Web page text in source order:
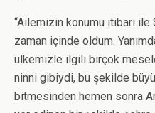
“Ailemizin konumu itibarı
zaman içinde oldum.
ülkemizle ilgili birçok
ninni gibiydi, bu şekilde
bitmesinden hemen sonra